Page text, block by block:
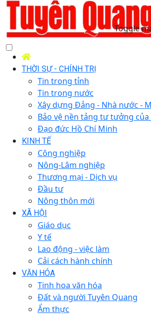
Toggle
THỜI SỰ - CHÍNH TRỊ
Tin trong tỉnh
Tin trong nước
Xây dựng Đảng - Nhà nước -
Bảo vệ nền tảng tư tưởng
Đạo đức Hồ Chí Minh
KINH TẾ
Công nghiệp
Nông-Lâm nghiệp
Thương mại - Dịch vụ
Đầu tư
Nông thôn mới
XÃ HỘI
Giáo dục
Y tế
Lao động - việc làm
Cải cách hành chính
VĂN HÓA
Tinh hoa văn hóa
Đất và người Tuyên Quang
Ẩm thực